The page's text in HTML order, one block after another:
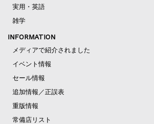
実用・英語
雑学
INFORMATION
メディアで紹介されました
イベント情報
セール情報
追加情報／正誤表
重版情報
常備店リスト